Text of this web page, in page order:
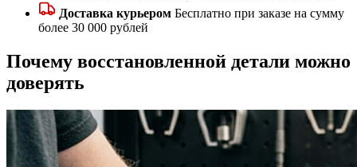
Доставка курьером Бесплатно при заказе на сумму
более 30 000 рублей
Почему восстановленной детали можно
доверять